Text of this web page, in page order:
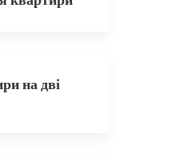
на дві